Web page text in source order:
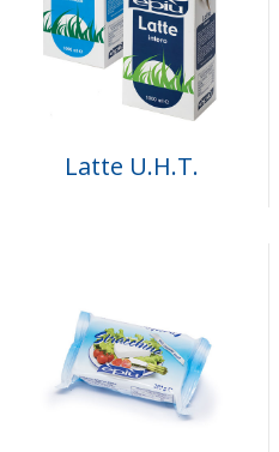
Latte U.H.T.